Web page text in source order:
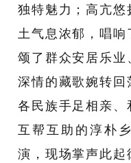
独特魅力；高亢
土气息浓郁，唱
颂了群众安居乐
深情的藏歌婉转回
各民族手足相亲、
互帮互助的淳朴
演，现场掌声此